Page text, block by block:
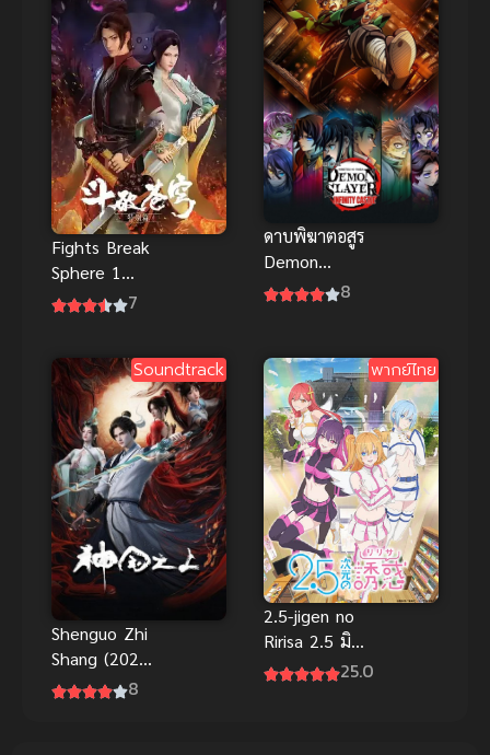
Fights Break
Sphere 1
สัประยุทธ์ทะลุ
7
ดาบพิฆาตอสูร
Demon
Slayer Infinity
8
Soundtrack
Shenguo Zhi
Shang (2024)
เหนือแดน8
พากย์ไทย
2.5-jigen no
Ririsa 2.5 มิติ
ริริสะ (ซับ 25.0